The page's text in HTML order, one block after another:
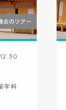
学科